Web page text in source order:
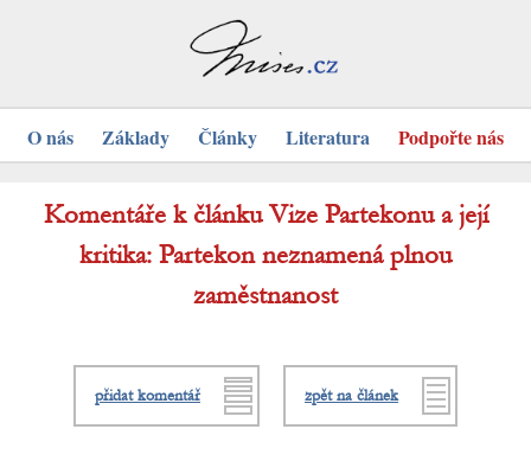
O nás Základy Články Literatura Podpořte nás
Komentáře k článku Vize Partekonu a její
kritika: Partekon neznamená plnou
zaměstnanost
přidat komentář zpět na článek